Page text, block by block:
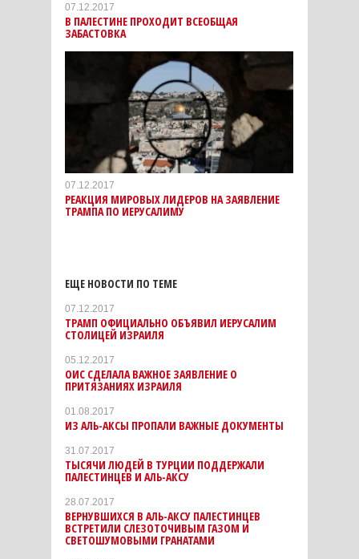
07.12.2017
В ПАЛЕСТИНЕ ПРОХОДИТ ВСЕОБЩАЯ
ЗАБАСТОВКА
07.12.2017
РЕАКЦИЯ МИРОВЫХ ЛИДЕРОВ НА ЗАЯВЛЕНИЕ
ТРАМПА ПО ИЕРУСАЛИМУ
ЕЩЕ НОВОСТИ ПО ТЕМЕ
07.12.2017
ТРАМП ОФИЦИАЛЬНО ОБЪЯВИЛ ИЕРУСАЛИМ
СТОЛИЦЕЙ ИЗРАИЛЯ
05.12.2017
ОИС СДЕЛАЛА ВАЖНОЕ ЗАЯВЛЕНИЕ О
ПРИТЯЗАНИЯХ ИЗРАИЛЯ
01.08.2017
ИЗ АЛЬ-АКСЫ ПРОПАЛИ ВАЖНЫЕ ДОКУМЕНТЫ
31.07.2017
ТЫСЯЧИ ЛЮДЕЙ В ТУРЦИИ ПОДДЕРЖАЛИ
ПАЛЕСТИНЦЕВ И АЛЬ-АКСУ
28.07.2017
ВЕРНУВШИХСЯ В АЛЬ-АКСУ ПАЛЕСТИНЦЕВ
ВСТРЕТИЛИ СЛЕЗОТОЧИВЫМ ГАЗОМ И
СВЕТОШУМОВЫМИ ГРАНАТАМИ